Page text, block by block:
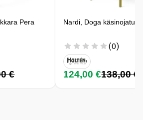
Pera
€
Nardi, Doga
(0)
124,00 €138,00 €